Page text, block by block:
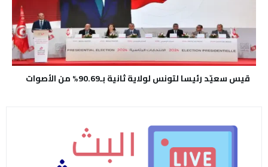
قيس سعيّد رئيسا لتونس لولاية ثانية بـ90.69% من الأصوات